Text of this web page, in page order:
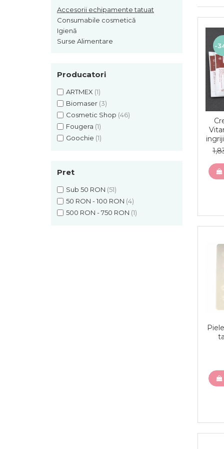
Accesorii echipamente tatuat
Consumabile cosmetică
Igienă
Surse Alimentare
Producatori
ARTMEX (1)
Biomaser (3)
Cosmetic Shop (46)
Fougera (1)
Goochie (1)
Pret
Sub 50 RON (51)
50 RON - 100 RON (4)
500 RON - 750 RON (1)
-